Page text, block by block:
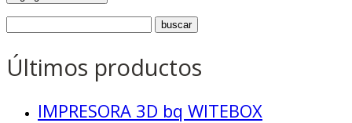
Últimos productos
IMPRESORA 3D bq WITEBOX